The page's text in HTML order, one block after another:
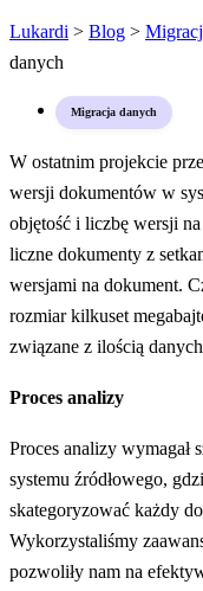
Lukardi > Blog >
danych
Migracja danych
W ostatnim projekcie
wersji dokumentów w
objętość i liczbę wersji
liczne dokumenty z
wersjami na dokument.
rozmiar kilkuset
związane z ilością
Proces analizy
Proces analizy wymagał
systemu źródłowego,
skategoryzować każdy
Wykorzystaliśmy
pozwoliły nam na